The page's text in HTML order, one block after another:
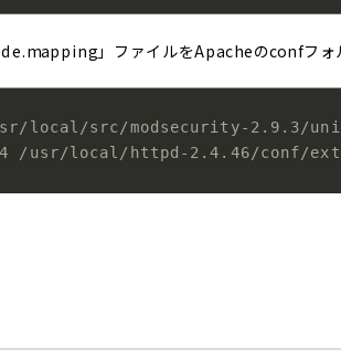
」ファイルをApacheのconfフォ
local/src/modsecurity-2.9.3/
/usr/local/httpd-2.4.46/conf/